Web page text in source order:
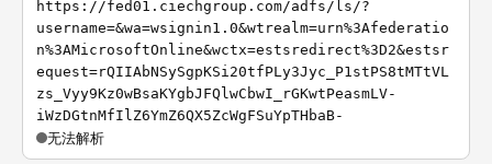
https://fed01.ciechgroup.com/adfs/ls/?
username=&wa=wsignin1.0&wtrealm=urn%3Afederatio
n%3AMicrosoftOnline&wctx=estsredirect%3D2&estsr
equest=rQIIAbNSySgpKSi20tfPLy3Jyc_P1stPS8tMTtVL
zs_Vyy9Kz0wBsaKYgbJFQlwCbwI_rGKwtPeasmLV-
iWzDGtnMfIlZ6YmZ6QX5ZcWgFSuYpTHbaB-
无法解析